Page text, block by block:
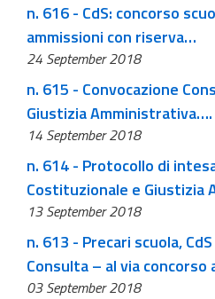
n. 616 - CdS: concorso
ammissioni con riserva…
24 September 2018
n. 615 - Convocazione
Giustizia Amministrativa….
14 September 2018
n. 614 - Protocollo di
Costituzionale e Giustizia
13 September 2018
n. 613 - Precari scuola,
Consulta – al via concorso
03 September 2018